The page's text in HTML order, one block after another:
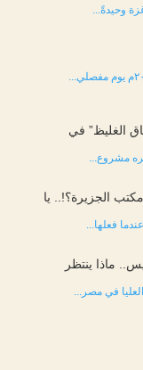
الغليظ” في
مشروع...
الجزيرة؟!.. يا
فعلها...
ماذا ينتظر
في مصر...